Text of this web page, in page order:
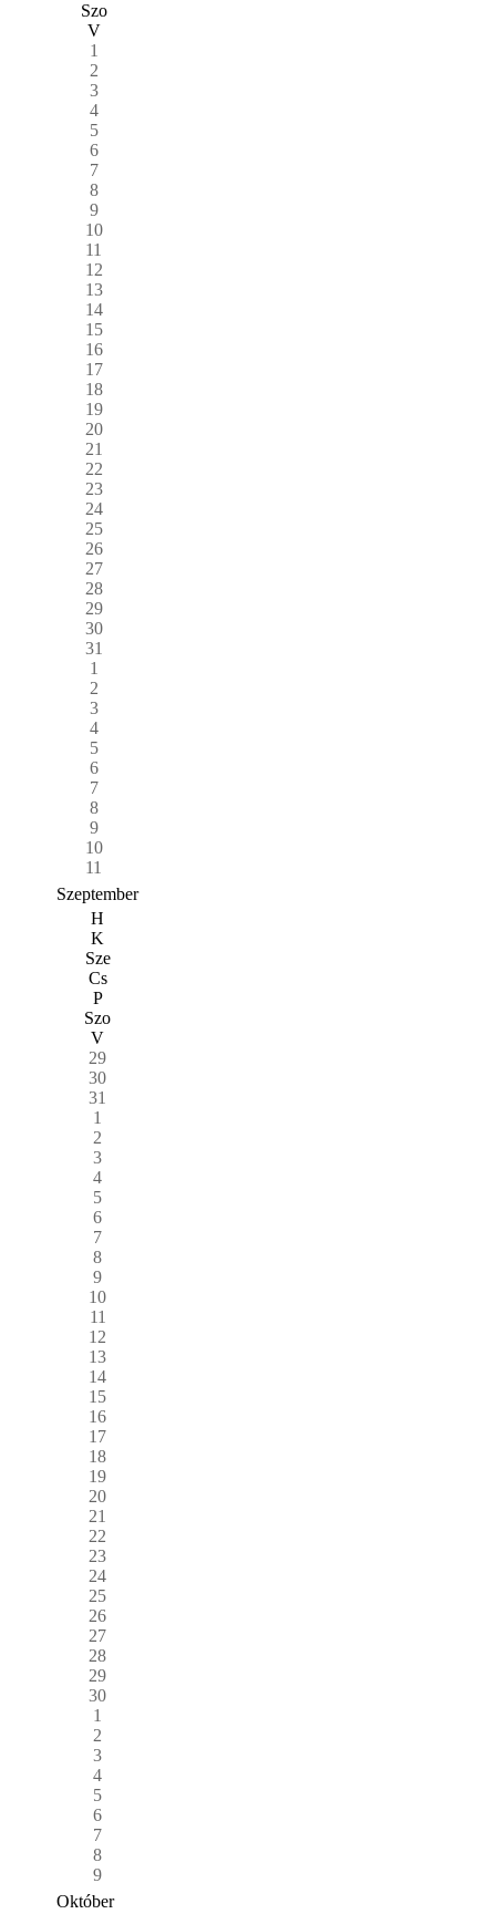
Szo
V
1
2
3
4
5
6
7
8
9
10
11
12
13
14
15
16
17
18
19
20
21
22
23
24
25
26
27
28
29
30
31
1
2
3
4
5
6
7
8
9
10
11
Szeptember
H
K
Sze
Cs
P
Szo
V
29
30
31
1
2
3
4
5
6
7
8
9
10
11
12
13
14
15
16
17
18
19
20
21
22
23
24
25
26
27
28
29
30
1
2
3
4
5
6
7
8
9
Október